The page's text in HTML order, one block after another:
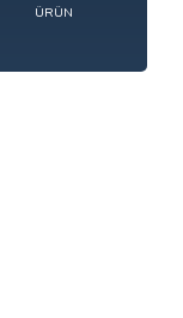
ÜRÜN